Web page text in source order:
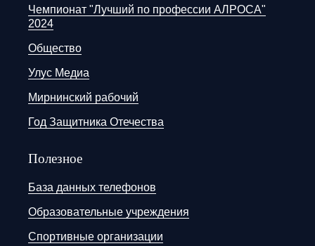
Чемпионат "Лучший по профессии АЛРОСА"
2024
Общество
Улус Медиа
Мирнинский рабочий
Год Защитника Отечества
Полезное
База данных телефонов
Образовательные учреждения
Спортивные организации